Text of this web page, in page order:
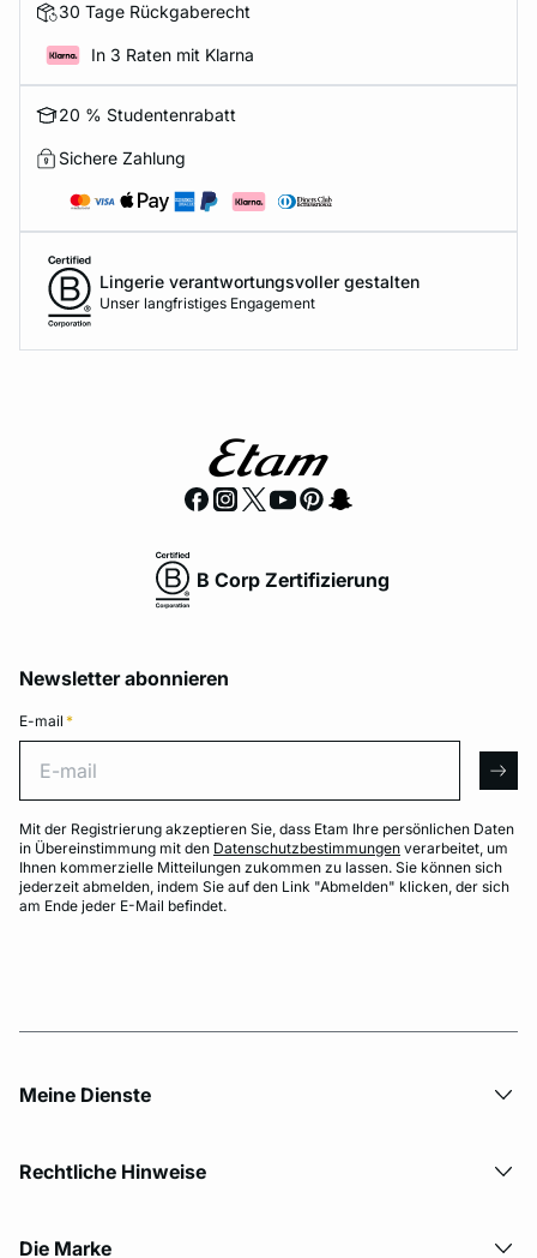
30 Tage Rückgaberecht
In 3 Raten mit Klarna
20 % Studentenrabatt
Sichere Zahlung
Lingerie verantwortungsvoller gestalten
Unser langfristiges Engagement
B Corp Zertifizierung
Newsletter abonnieren
E-mail *
Mit der Registrierung akzeptieren Sie, dass Etam Ihre persönlichen Daten
in Übereinstimmung mit den Datenschutzbestimmungen verarbeitet, um
Ihnen kommerzielle Mitteilungen zukommen zu lassen. Sie können sich
jederzeit abmelden, indem Sie auf den Link "Abmelden" klicken, der sich
am Ende jeder E-Mail befindet.
Meine Dienste
Rechtliche Hinweise
Die Marke